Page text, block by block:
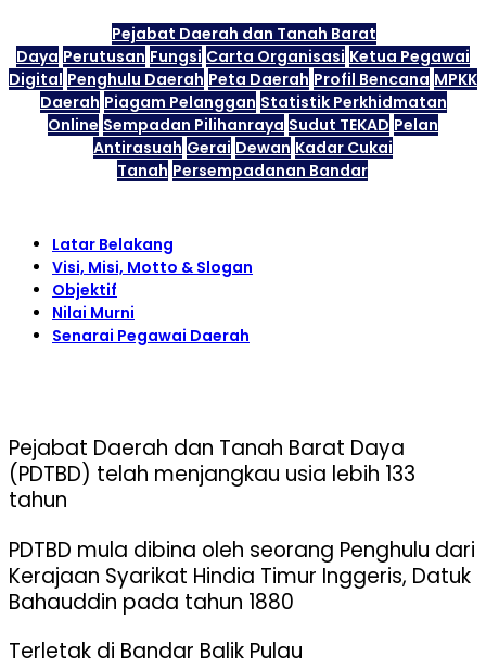
Pejabat Daerah dan Tanah Barat
Daya Perutusan Fungsi Carta Organisasi Ketua Pegawai
Digital Penghulu Daerah Peta Daerah Profil Bencana MPKK
Daerah Piagam Pelanggan Statistik Perkhidmatan
Online Sempadan Pilihanraya Sudut TEKAD Pelan
Antirasuah Gerai Dewan Kadar Cukai
Tanah Persempadanan Bandar
Latar Belakang
Visi, Misi, Motto & Slogan
Objektif
Nilai Murni
Senarai Pegawai Daerah
Pejabat Daerah dan Tanah Barat Daya
(PDTBD) telah menjangkau usia lebih 133
tahun
PDTBD mula dibina oleh seorang Penghulu dari
Kerajaan Syarikat Hindia Timur Inggeris, Datuk
Bahauddin pada tahun 1880
Terletak di Bandar Balik Pulau